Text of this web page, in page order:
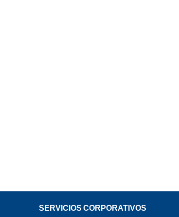
SERVICIOS CORPORATIVOS